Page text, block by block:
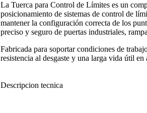
La Tuerca para Control de Límites es un
posicionamiento de sistemas de control de
mantener la configuración correcta de los
preciso y seguro de puertas industriales,
Fabricada para soportar condiciones de
resistencia al desgaste y una larga vida útil
Descripcion tecnica